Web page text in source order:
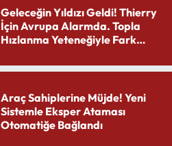
Geleceğin Yıldızı Geldi! Thierry
İçin Avrupa Alarmda. Topla
Hızlanma Yeteneğiyle Fark
Araç Sahiplerine Müjde! Yeni
Sistemle Eksper Ataması
Otomatiğe Bağlandı